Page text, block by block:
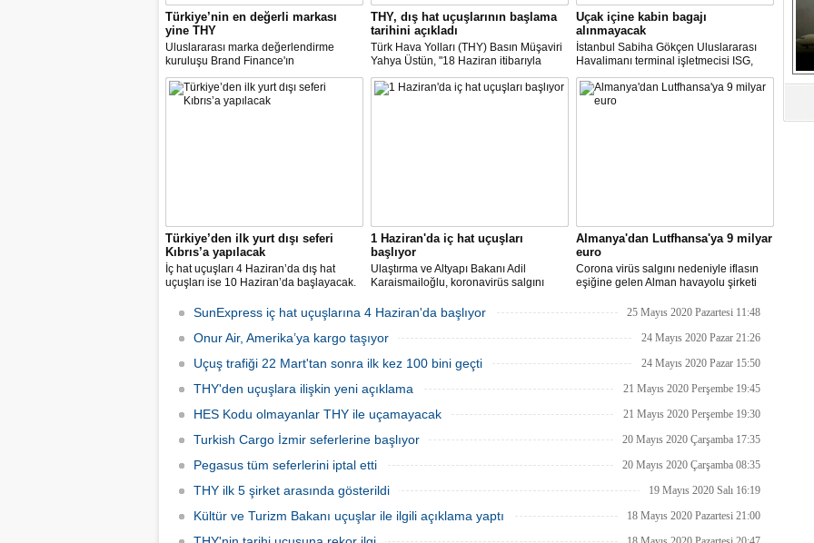
Türkiye’nin en değerli markası
yine THY
Uluslararası marka değerlendirme
kuruluşu Brand Finance'ın
araştırmasına göre Türk Hava Yolları, 2
milyar dolara yaklaşan marka değeriyle
bu yıl da "Türkiye'nin en değerli
THY, dış hat uçuşlarının başlama
tarihini açıkladı
Türk Hava Yolları (THY) Basın Müşaviri
Yahya Üstün, "18 Haziran itibarıyla
Avrupa’daki 16 şehirden Anadolu’daki
14 noktaya direkt uçmaya başlayacağız"
Uçak içine kabin bagajı
alınmayacak
İstanbul Sabiha Gökçen Uluslararası
Havalimanı terminal işletmecisi ISG,
yarın başlayacak iç hat uçuşlarında
uçak içerisine kabin bagajı kabul
edilmeyeceğini duyurdu.
Türkiye’den ilk yurt dışı seferi
Kıbrıs’a yapılacak
İç hat uçuşları 4 Haziran’da dış hat
uçuşları ise 10 Haziran’da başlayacak.
olacak.
1 Haziran'da iç hat uçuşları
başlıyor
Ulaştırma ve Altyapı Bakanı Adil
Karaismailoğlu, koronavirüs salgını
seferlerinin, 1 Haziran itibarıyla iç
hatlarda yeniden başlayacağını bildirdi.
Almanya'dan Lutfhansa'ya 9 milyar
euro
Corona virüs salgını nedeniyle iflasın
eşiğine gelen Alman havayolu şirketi
anlaşma sağlandı.
SunExpress iç hat uçuşlarına 4 Haziran'da başlıyor 25 Mayıs 2020 Pazartesi 11:48
Onur Air, Amerika’ya kargo taşıyor 24 Mayıs 2020 Pazar 21:26
Uçuş trafiği 22 Mart'tan sonra ilk kez 100 bini geçti 24 Mayıs 2020 Pazar 15:50
THY'den uçuşlara ilişkin yeni açıklama 21 Mayıs 2020 Perşembe 19:45
HES Kodu olmayanlar THY ile uçamayacak 21 Mayıs 2020 Perşembe 19:30
Turkish Cargo İzmir seferlerine başlıyor 20 Mayıs 2020 Çarşamba 17:35
Pegasus tüm seferlerini iptal etti 20 Mayıs 2020 Çarşamba 08:35
THY ilk 5 şirket arasında gösterildi 19 Mayıs 2020 Salı 16:19
Kültür ve Turizm Bakanı uçuşlar ile ilgili açıklama yaptı 18 Mayıs 2020 Pazartesi 21:00